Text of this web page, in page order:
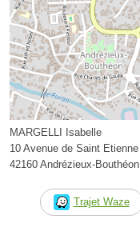
MARGELLI Isabelle
10 Avenue de Saint Etienne
42160 Andrézieux-Bouthéon
Trajet Waze